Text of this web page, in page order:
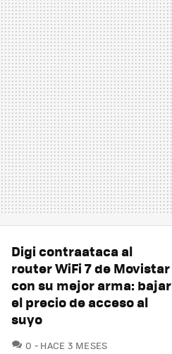
Digi contraataca al
router WiFi 7 de Movistar
con su mejor arma: bajar
el precio de acceso al
suyo
0 COMENTARIOS
HACE 3 MESES